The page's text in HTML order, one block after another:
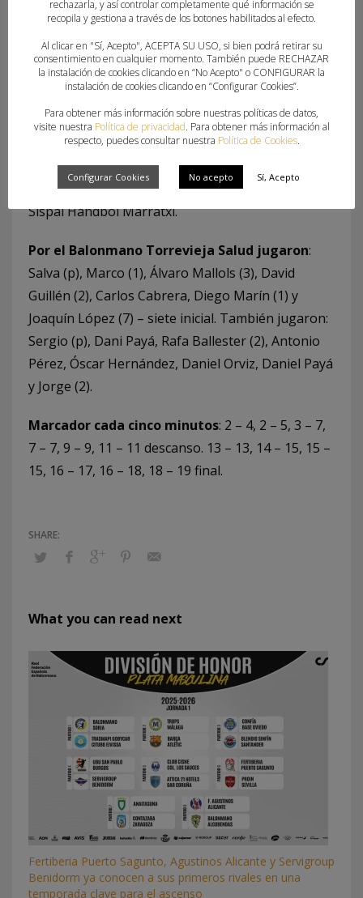
Esta derrota por 18 – 19 deja a los de Antonio
Cámeron en la décima posición con catorce
puntos. Este mismo martes 23 de febrero el
equipo se desplaza hasta Algemesí para medirse
al equipo local en el partido aplazado de la
jornada quince. El próximo sábado el equipo se
desplazará a Mallorca para jugar el partido
correspondiente de la joranda veinte ante el
Sispal Handbol Marratxí.
Por el Balonmano Torrevieja Salud jugaron:
Salva (p), Marco (1), Álvaro Mallols (3), David
Guillén (2), Carlos Cabrera, Diego Marín (1) y
Joaquín López (7) – siete inicial. También jugaron:
Sergio (p), Dani Payá, Rafa Ballester (2), Antonio
Pérez, Óscar Hernández, Daniel Orviz, Daniel Payá
y Jorge (2).
Marcador cada cinco minutos: 2 – 4, 2 – 5, 3 – 7,
7 – 7, 9 – 9, 11 – 11 descanso. 13 – 13, 14 – 15, 15 –
15, 16 – 17, 16 – 18, 18 – 19 final.
What you can read next
Fertiberia Puerto Sagunto, Agustinos Alicante y Servigroup
Benidorm ya conocen a sus primeros rivales en una
temporada clave para el ascenso
rechazarla, y así controlar completamente qué información se
recopila y gestiona a través de los botones habilitados al efecto.
Al clicar en "Sí, Acepto", ACEPTA SU USO, si bien podrá retirar su
consentimiento en cualquier momento. También puede RECHAZAR
la instalación de cookies clicando en “No Acepto" o CONFIGURAR la
instalación de cookies clicando en “Configurar Cookies”.
Para obtener más información sobre nuestras políticas de datos,
visite nuestra Política de privacidad. Para obtener más información al
respecto, puedes consultar nuestra Política de Cookies.
Configurar Cookies No acepto Sí, Acepto